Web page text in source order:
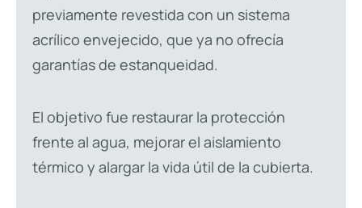
previamente revestida con un sistema
acrílico envejecido, que ya no ofrecía
garantías de estanqueidad.
El objetivo fue restaurar la protección
frente al agua, mejorar el aislamiento
térmico y alargar la vida útil de la cubierta.